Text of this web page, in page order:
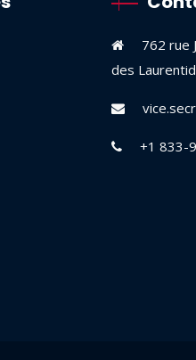
762 rue
des
+1 833-